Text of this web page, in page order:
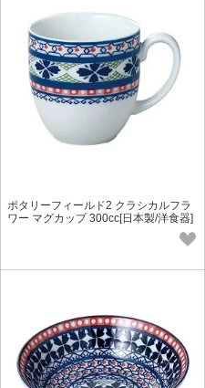
ポタリーフィールド2 クラシカルフラ
ワー マグカップ 300cc[日本製/洋食器]